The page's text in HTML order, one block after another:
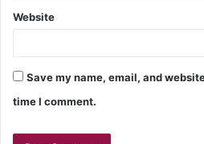
Website
Save my name, email, and
time I comment.